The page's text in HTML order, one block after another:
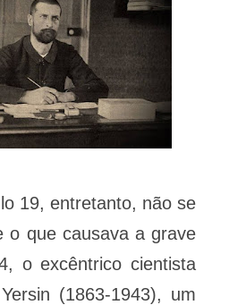
19, entretanto, não se
o que causava a grave
o excêntrico cientista
(1863-1943), um